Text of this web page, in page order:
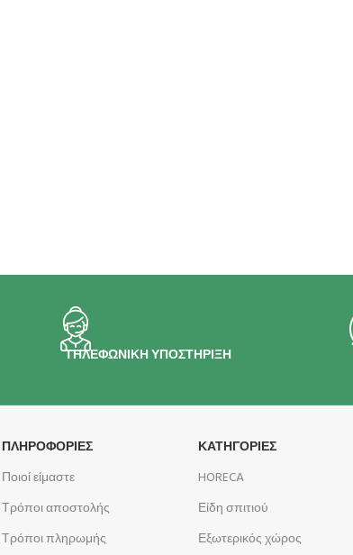
ΤΗΛΕΦΩΝΙΚΗ ΥΠΟΣΤΗΡΙΞΗ
ΠΛΗΡΟΦΟΡΊΕΣ
Ποιοί είμαστε
Τρόποι αποστολής
Τρόποι πληρωμής
ΚΑΤΗΓΟΡΙΕΣ
HORECA
Είδη σπιτιού
Εξωτερικός χώρος